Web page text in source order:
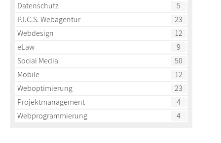
Datenschutz
5
P.I.C.S. Webagentur
23
Webdesign
12
eLaw
9
Social Media
50
Mobile
12
Weboptimierung
23
Projektmanagement
4
Webprogrammierung
4